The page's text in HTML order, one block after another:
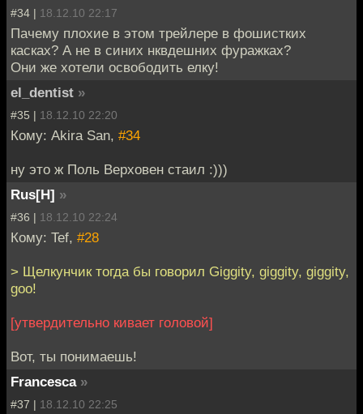
#34 | 18.12.10 22:17
Пачему плохие в этом трейлере в фошистких
касках? А не в синих нквдешних фуражках?
Они же хотели освободить елку!
el_dentist »
#35 | 18.12.10 22:20
Кому: Akira San, #34
ну это ж Поль Верховен стаил :)))
Rus[H] »
#36 | 18.12.10 22:24
Кому: Tef, #28
> Щелкунчик тогда бы говорил Giggity, giggity, giggity,
goo!
[утвердительно кивает головой]
Вот, ты понимаешь!
Francesca »
#37 | 18.12.10 22:25